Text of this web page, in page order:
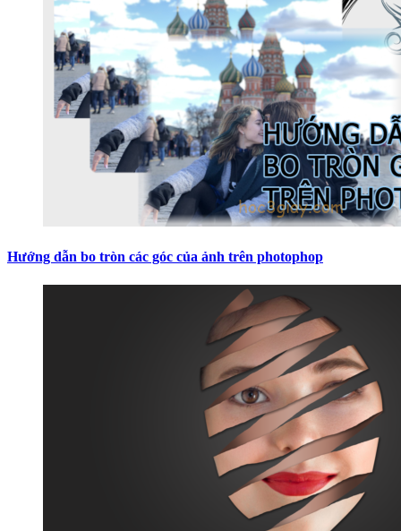
Hướng dẫn bo tròn các góc của ảnh trên photophop